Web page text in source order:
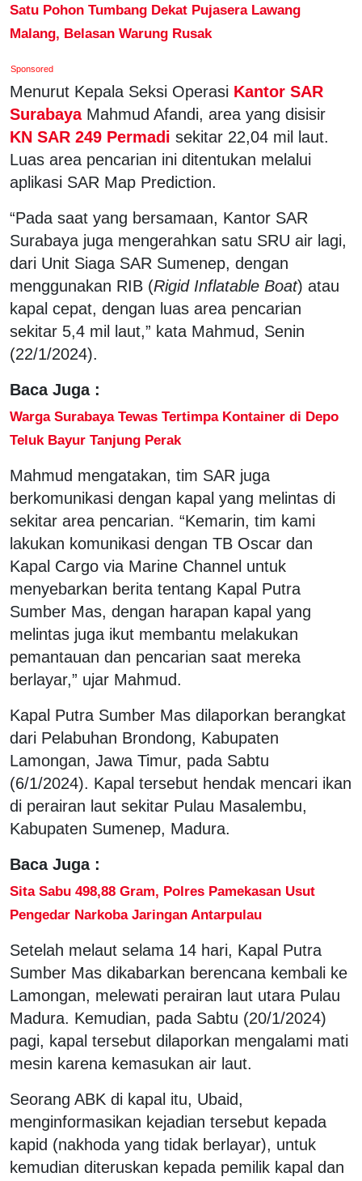
Satu Pohon Tumbang Dekat Pujasera Lawang
Malang, Belasan Warung Rusak
Sponsored
Menurut Kepala Seksi Operasi Kantor SAR
Surabaya Mahmud Afandi, area yang disisir
KN SAR 249 Permadi sekitar 22,04 mil laut.
Luas area pencarian ini ditentukan melalui
aplikasi SAR Map Prediction.
“Pada saat yang bersamaan, Kantor SAR
Surabaya juga mengerahkan satu SRU air lagi,
dari Unit Siaga SAR Sumenep, dengan
menggunakan RIB (Rigid Inflatable Boat) atau
kapal cepat, dengan luas area pencarian
sekitar 5,4 mil laut,” kata Mahmud, Senin
(22/1/2024).
Baca Juga :
Warga Surabaya Tewas Tertimpa Kontainer di Depo
Teluk Bayur Tanjung Perak
Mahmud mengatakan, tim SAR juga
berkomunikasi dengan kapal yang melintas di
sekitar area pencarian. “Kemarin, tim kami
lakukan komunikasi dengan TB Oscar dan
Kapal Cargo via Marine Channel untuk
menyebarkan berita tentang Kapal Putra
Sumber Mas, dengan harapan kapal yang
melintas juga ikut membantu melakukan
pemantauan dan pencarian saat mereka
berlayar,” ujar Mahmud.
Kapal Putra Sumber Mas dilaporkan berangkat
dari Pelabuhan Brondong, Kabupaten
Lamongan, Jawa Timur, pada Sabtu
(6/1/2024). Kapal tersebut hendak mencari ikan
di perairan laut sekitar Pulau Masalembu,
Kabupaten Sumenep, Madura.
Baca Juga :
Sita Sabu 498,88 Gram, Polres Pamekasan Usut
Pengedar Narkoba Jaringan Antarpulau
Setelah melaut selama 14 hari, Kapal Putra
Sumber Mas dikabarkan berencana kembali ke
Lamongan, melewati perairan laut utara Pulau
Madura. Kemudian, pada Sabtu (20/1/2024)
pagi, kapal tersebut dilaporkan mengalami mati
mesin karena kemasukan air laut.
Seorang ABK di kapal itu, Ubaid,
menginformasikan kejadian tersebut kepada
kapid (nakhoda yang tidak berlayar), untuk
kemudian diteruskan kepada pemilik kapal dan